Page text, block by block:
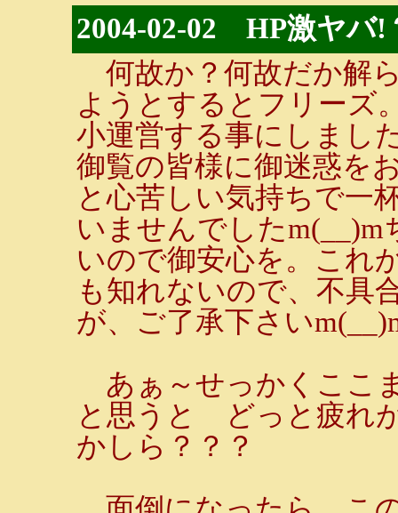
2004-02-02 HP激ヤバ!
何故か？何故だか解
ようとするとフリーズ
小運営する事にしまし
御覧の皆様に御迷惑を
と心苦しい気持ちで一
いませんでした
いので御安心を。これ
も知れないので、不具
が、ご了承下さい
あぁ～せっかくここ
と思うと どっと疲れ
かしら？？？